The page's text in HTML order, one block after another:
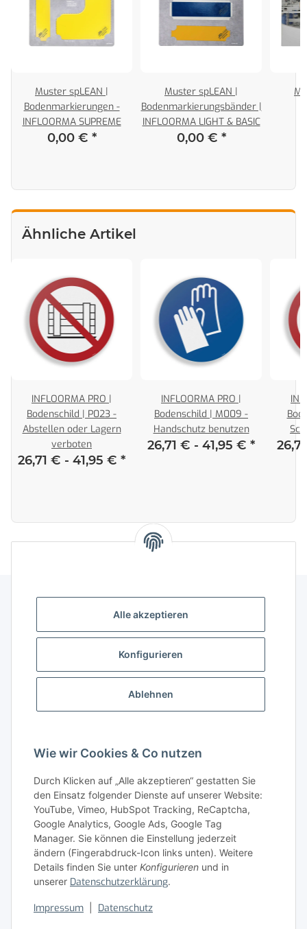
Alle akzeptieren
Konfigurieren
Ablehnen
Wie wir Cookies & Co nutzen
Durch Klicken auf „Alle akzeptieren“ gestatten Sie
den Einsatz folgender Dienste auf unserer Website:
YouTube, Vimeo, HubSpot Tracking, ReCaptcha,
Google Analytics, Google Ads, Google Tag
Manager. Sie können die Einstellung jederzeit
ändern (Fingerabdruck-Icon links unten). Weitere
Details finden Sie unter Konfigurieren und in
unserer Datenschutzerklärung.
Impressum Datenschutz
Muster spLEAN |
Bodenmarkierungen -
INFLOORMA SUPREME
0,00 € *
Muster spLEAN |
Bodenmarkierungsbänder |
INFLOORMA LIGHT & BASIC
0,00 € *
Ähnliche Artikel
INFLOORMA PRO |
Bodenschild | P023 -
Abstellen oder Lagern
verboten
26,71 € - 41,95 € *
INFLOORMA PRO |
Bodenschild | M009 -
Handschutz benutzen
26,71 € - 41,95 € *